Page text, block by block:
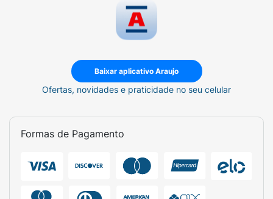
Baixar aplicativo Araujo
Ofertas, novidades e praticidade no seu celular
Formas de Pagamento